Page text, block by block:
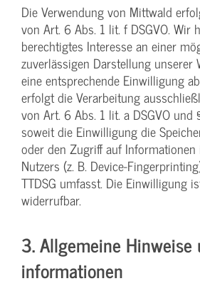
Die Verwendung von Mittwald
von Art. 6 Abs. 1 lit. f DSGVO. Wir
berechtigtes Interesse an einer
zuverlässigen Darstellung unserer
eine entsprechende Einwilligung
erfolgt die Verarbeitung
von Art. 6 Abs. 1 lit. a DSGVO und
soweit die Einwilligung die
oder den Zugriff auf
Nutzers (z. B. Device-
TTDSG umfasst. Die Einwilligung
widerrufbar.
3. Allgemeine
informationen